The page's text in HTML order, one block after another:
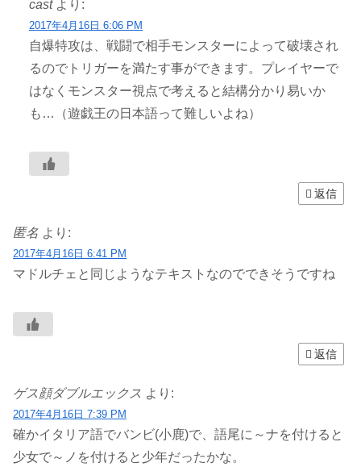
cast より:
2017年4月16日 6:06 PM
自爆特攻は、戦闘で相手モンスターによって破壊され
るのでトリガーを満たす事ができます。プレイヤーで
はなくモンスター視点で考えると結構分かり易いか
も…（遊戯王の日本語って難しいよね）
返信
匿名 より:
2017年4月16日 6:41 PM
マドルチェと同じようなテキストなのでできそうですね
返信
ゲス顔ダブルエックス より:
2017年4月16日 7:39 PM
確かイタリア語でバンビ(小鹿)で、語尾に～ナを付けると
少女で～ノを付けると少年だったかな。